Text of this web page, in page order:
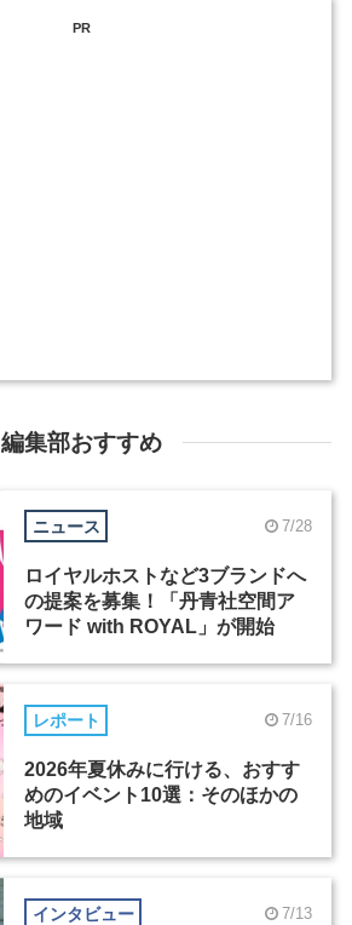
PR
編集部おすすめ
ニュース 7/28
ロイヤルホストなど3ブランドへ
の提案を募集！「丹青社空間ア
ワード with ROYAL」が開始
レポート 7/16
2026年夏休みに行ける、おすす
めのイベント10選：そのほかの
地域
インタビュー 7/13